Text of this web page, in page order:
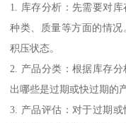
1. 库存分析：先需要对库
种类、质量等方面的情
积压状态。
2. 产品分类：根据库存
出哪些是过期或快过期的
3. 产品评估：对于过期